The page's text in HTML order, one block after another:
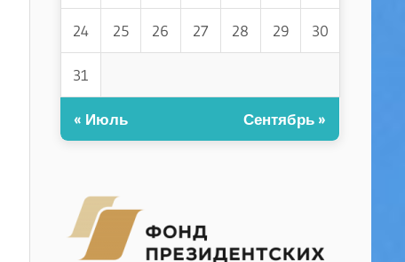
24 25 26 27 28 29 30
31
« Июль Сентябрь »